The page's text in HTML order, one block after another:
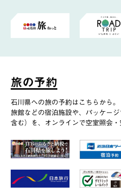
旅の予約
石川県への旅の予約はこちらから。
旅館などの宿泊施設や、パッケー
含む）を、オンラインで空室照会・